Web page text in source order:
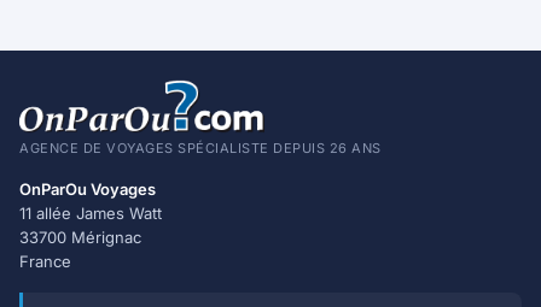
AGENCE DE VOYAGES SPÉCIALISTE DEPUIS 26 ANS
OnParOu Voyages
11 allée James Watt
33700 Mérignac
France